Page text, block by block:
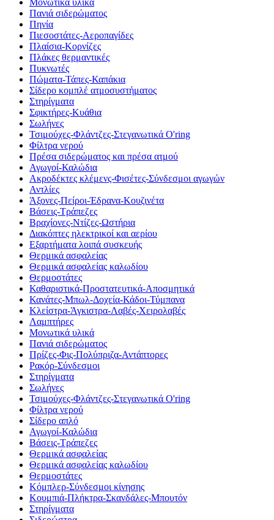
Μονωτικά υλικά
Πανιά σιδερώματος
Πηνία
Πιεσοστάτες-Αεροπαγίδες
Πλαίσια-Κορνίζες
Πλάκες θερμαντικές
Πυκνωτές
Πώματα-Τάπες-Καπάκια
Σίδερο κομπλέ ατμοσυστήματος
Στηρίγματα
Σφικτήρες-Κυάθια
Σωλήνες
Τσιμούχες-Φλάντζες-Στεγανωτικά O'ring
Φίλτρα νερού
Πρέσα σιδερώματος και πρέσα ατμού
Αγωγοί-Καλώδια
Ακροδέκτες κλέμενς-Φισέτες-Σύνδεσμοι αγωγών
Αντλίες
Άξονες-Πείροι-Έδρανα-Κουζινέτα
Βάσεις-Τράπεζες
Βραχίονες-Ντίζες-Ωστήρια
Διακόπτες ηλεκτρικοί και αερίου
Εξαρτήματα λοιπά συσκευής
Θερμικά ασφαλείας
Θερμικά ασφαλείας καλωδίου
Θερμοστάτες
Καθαριστικά-Προστατευτικά-Αποσμητικά
Κανάτες-Μπωλ-Δοχεία-Κάδοι-Τύμπανα
Κλείστρα-Άγκιστρα-Λαβές-Χειρολαβές
Λαμπτήρες
Μονωτικά υλικά
Πανιά σιδερώματος
Πρίζες-Φις-Πολύπριζα-Αντάπτορες
Ρακόρ-Σύνδεσμοι
Στηρίγματα
Σωλήνες
Τσιμούχες-Φλάντζες-Στεγανωτικά O'ring
Φίλτρα νερού
Σίδερο απλό
Αγωγοί-Καλώδια
Βάσεις-Τράπεζες
Θερμικά ασφαλείας
Θερμικά ασφαλείας καλωδίου
Θερμοστάτες
Κόμπλερ-Σύνδεσμοι κίνησης
Κουμπιά-Πλήκτρα-Σκανδάλες-Μπουτόν
Στηρίγματα